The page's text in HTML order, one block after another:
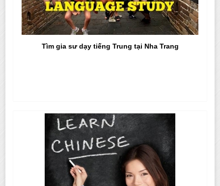
Tìm gia sư dạy tiếng Trung tại Nha Trang